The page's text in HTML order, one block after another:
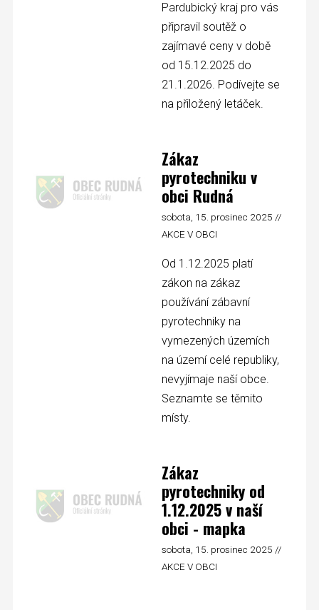
Pardubický kraj pro vás
připravil soutěž o
zajímavé ceny v době
od 15.12.2025 do
21.1.2026. Podívejte se
na přiložený letáček.
Zákaz
pyrotechniku v
obci Rudná
sobota, 15. prosinec 2025 //
AKCE V OBCI
Od 1.12.2025 platí
zákon na zákaz
používání zábavní
pyrotechniky na
vymezených územích
na území celé republiky,
nevyjímaje naší obce.
Seznamte se těmito
místy.
Zákaz
pyrotechniky od
1.12.2025 v naší
obci - mapka
sobota, 15. prosinec 2025 //
AKCE V OBCI